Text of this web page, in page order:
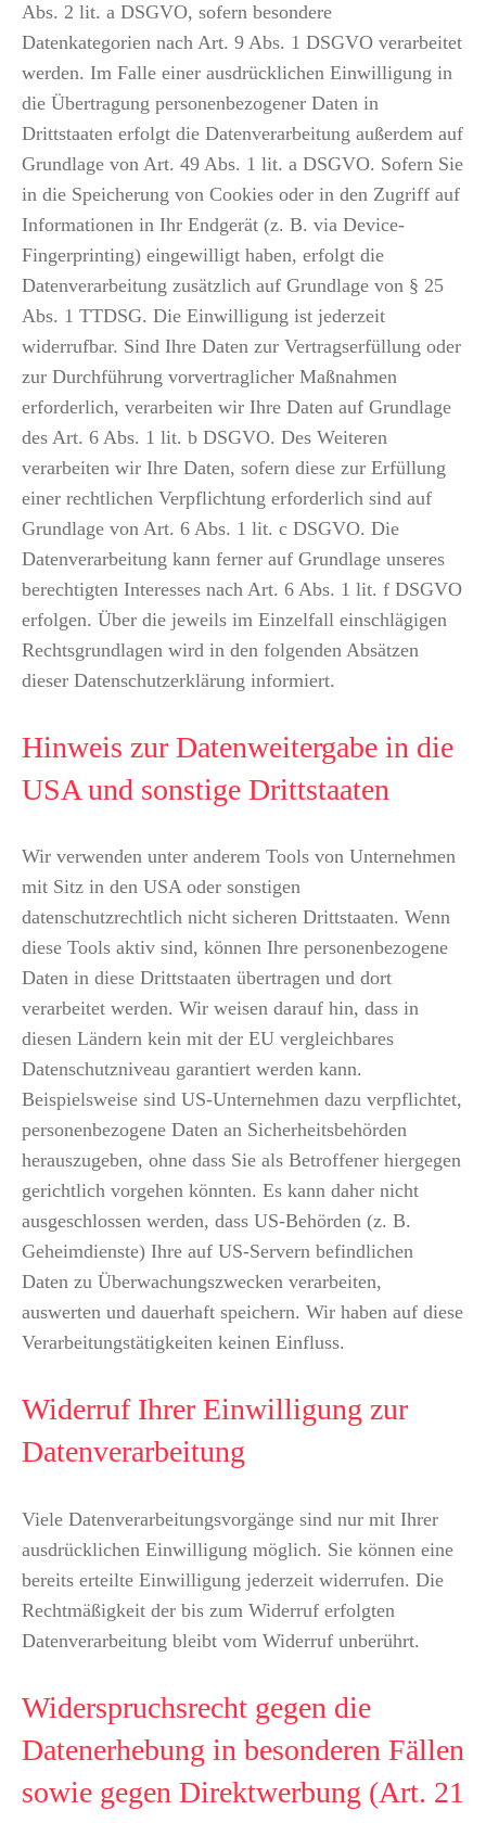
Abs. 2 lit. a DSGVO, sofern besondere
Datenkategorien nach Art. 9 Abs. 1 DSGVO verarbeitet
werden. Im Falle einer ausdrücklichen Einwilligung in
die Übertragung personenbezogener Daten in
Drittstaaten erfolgt die Datenverarbeitung außerdem auf
Grundlage von Art. 49 Abs. 1 lit. a DSGVO. Sofern Sie
in die Speicherung von Cookies oder in den Zugriff auf
Informationen in Ihr Endgerät (z. B. via Device-
Fingerprinting) eingewilligt haben, erfolgt die
Datenverarbeitung zusätzlich auf Grundlage von § 25
Abs. 1 TTDSG. Die Einwilligung ist jederzeit
widerrufbar. Sind Ihre Daten zur Vertragserfüllung oder
zur Durchführung vorvertraglicher Maßnahmen
erforderlich, verarbeiten wir Ihre Daten auf Grundlage
des Art. 6 Abs. 1 lit. b DSGVO. Des Weiteren
verarbeiten wir Ihre Daten, sofern diese zur Erfüllung
einer rechtlichen Verpflichtung erforderlich sind auf
Grundlage von Art. 6 Abs. 1 lit. c DSGVO. Die
Datenverarbeitung kann ferner auf Grundlage unseres
berechtigten Interesses nach Art. 6 Abs. 1 lit. f DSGVO
erfolgen. Über die jeweils im Einzelfall einschlägigen
Rechtsgrundlagen wird in den folgenden Absätzen
dieser Datenschutzerklärung informiert.
Hinweis zur Datenweitergabe in die
USA und sonstige Drittstaaten
Wir verwenden unter anderem Tools von Unternehmen
mit Sitz in den USA oder sonstigen
datenschutzrechtlich nicht sicheren Drittstaaten. Wenn
diese Tools aktiv sind, können Ihre personenbezogene
Daten in diese Drittstaaten übertragen und dort
verarbeitet werden. Wir weisen darauf hin, dass in
diesen Ländern kein mit der EU vergleichbares
Datenschutzniveau garantiert werden kann.
Beispielsweise sind US-Unternehmen dazu verpflichtet,
personenbezogene Daten an Sicherheitsbehörden
herauszugeben, ohne dass Sie als Betroffener hiergegen
gerichtlich vorgehen könnten. Es kann daher nicht
ausgeschlossen werden, dass US-Behörden (z. B.
Geheimdienste) Ihre auf US-Servern befindlichen
Daten zu Überwachungszwecken verarbeiten,
auswerten und dauerhaft speichern. Wir haben auf diese
Verarbeitungstätigkeiten keinen Einfluss.
Widerruf Ihrer Einwilligung zur
Datenverarbeitung
Viele Datenverarbeitungsvorgänge sind nur mit Ihrer
ausdrücklichen Einwilligung möglich. Sie können eine
bereits erteilte Einwilligung jederzeit widerrufen. Die
Rechtmäßigkeit der bis zum Widerruf erfolgten
Datenverarbeitung bleibt vom Widerruf unberührt.
Widerspruchsrecht gegen die
Datenerhebung in besonderen Fällen
sowie gegen Direktwerbung (Art. 21